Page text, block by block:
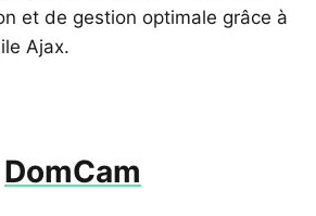
et de gestion optimale grâce à
Ajax.
DomCam